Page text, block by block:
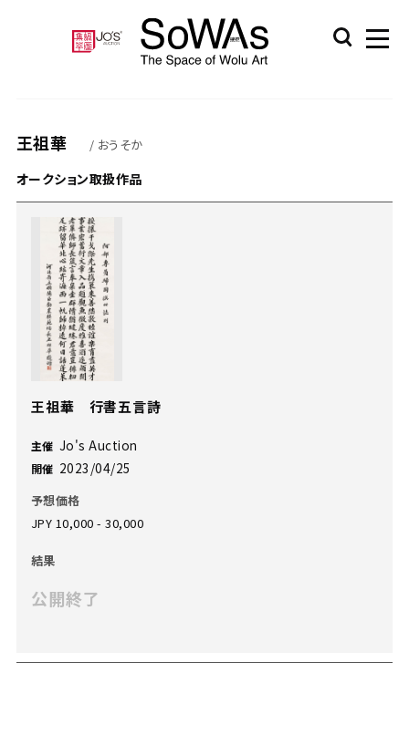
王祖華 / おうそか
オークション取扱作品
王祖華 行書五言詩
主催 Jo's Auction
開催 2023/04/25
予想価格
JPY 10,000 - 30,000
結果
公開終了